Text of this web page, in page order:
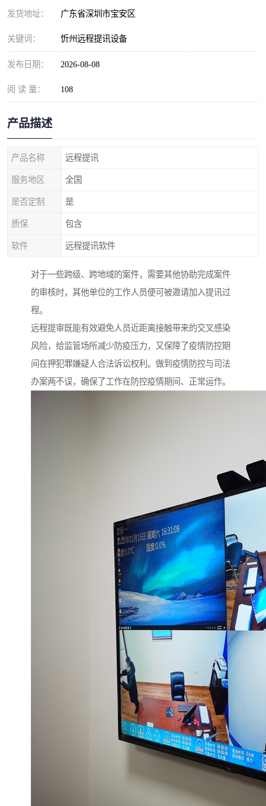
发货地址： 广东省深圳市宝安区
关键词： 忻州远程提讯设备
发布日期： 2026-08-08
阅 读 量： 108
产品描述
产品名称 远程提讯
服务地区 全国
是否定制 是
质保 包含
软件 远程提讯软件
对于一些跨级、跨地域的案件，需要其他协助完成案件
的审核时，其他单位的工作人员便可被邀请加入提讯过
程。
远程提审既能有效避免人员近距离接触带来的交叉感染
风险，给监管场所减少防疫压力，又保障了疫情防控期
间在押犯罪嫌疑人合法诉讼权利。做到疫情防控与司法
办案两不误，确保了工作在防控疫情期间、正常运作。